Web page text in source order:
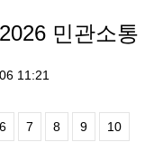
민관소통
11:21
6 7 8 9 10